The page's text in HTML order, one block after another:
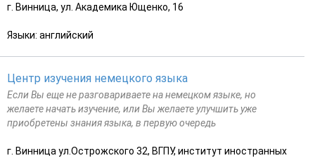
г. Винница, ул. Академика Ющенко, 16
Языки: английский
Центр изучения немецкого языка
Если Вы еще не разговариваете на немецком языке, но
желаете начать изучение, или Вы желаете улучшить уже
приобретены знания языка, в первую очередь
г. Винница ул.Острожского 32, ВГПУ, институт иностранных